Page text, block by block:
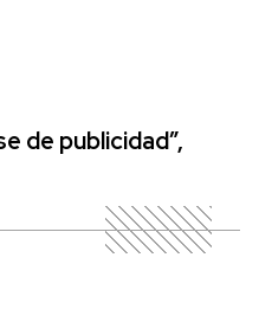
de publicidad”,